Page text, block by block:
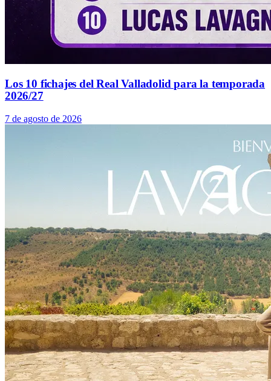
Los 10 fichajes del Real Valladolid para la temporada
2026/27
7 de agosto de 2026